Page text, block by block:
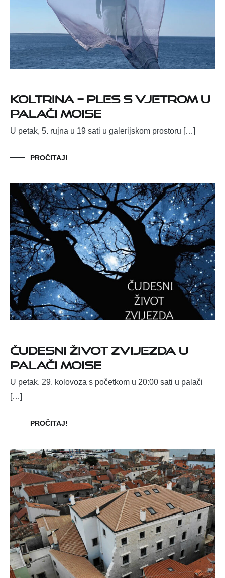
KOLTRINA – ples s vjetrom u
palači Moise
U petak, 5. rujna u 19 sati u galerijskom prostoru […]
PROČITAJ!
Čudesni život zvijezda u
palači Moise
U petak, 29. kolovoza s početkom u 20:00 sati u palači
[…]
PROČITAJ!